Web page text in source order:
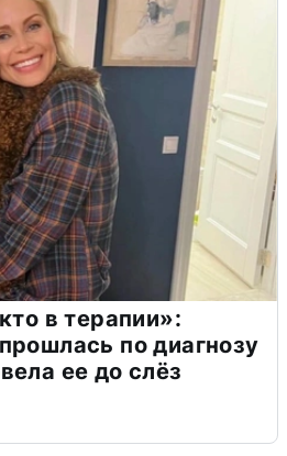
в терапии»:
по диагнозу
ее до слёз